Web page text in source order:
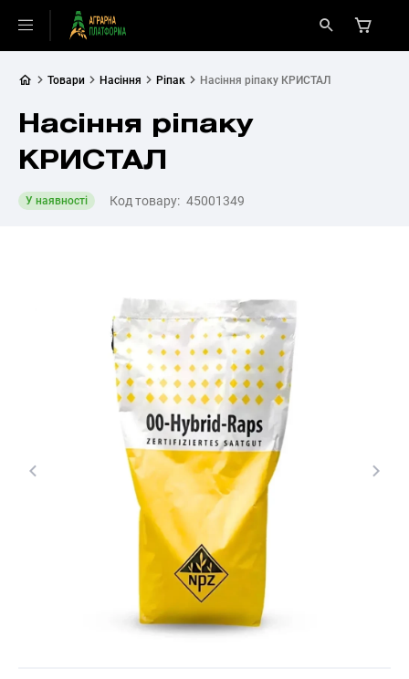
Товари Насіння Ріпак Насіння ріпаку КРИСТАЛ
Насіння ріпаку
КРИСТАЛ
У наявності Код товару: 45001349